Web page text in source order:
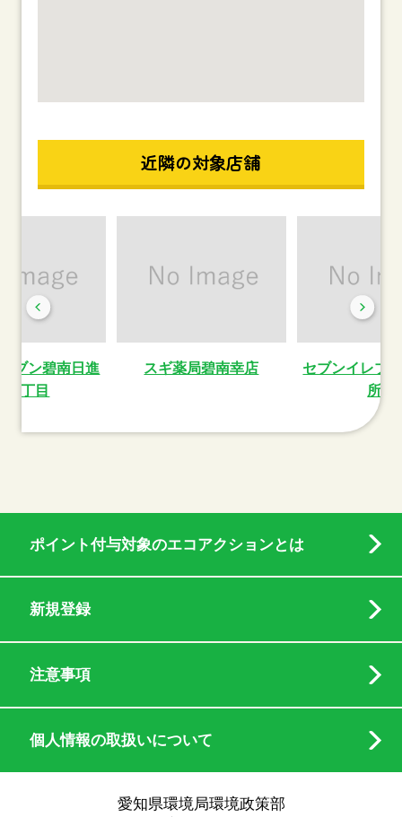
近隣の対象店舗
ブン碧南日進
２丁目
スギ薬局碧南幸店
セブンイレブ
所前
ポイント付与対象のエコアクションとは
新規登録
注意事項
個人情報の取扱いについて
愛知県環境局環境政策部